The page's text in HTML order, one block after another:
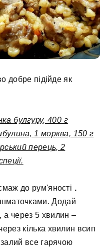
добре підійде як
булгуру, 400 г
1 морква, 150 г
перець, 2
до рум'яності .
шматочками. Додай
через 5 хвилин –
кілька хвилин всип
залий все гарячою